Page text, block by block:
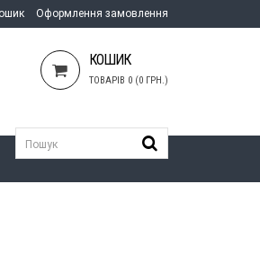
Оформлення замовлення
КОШИК
ТОВАРІВ 0 (0 ГРН.)